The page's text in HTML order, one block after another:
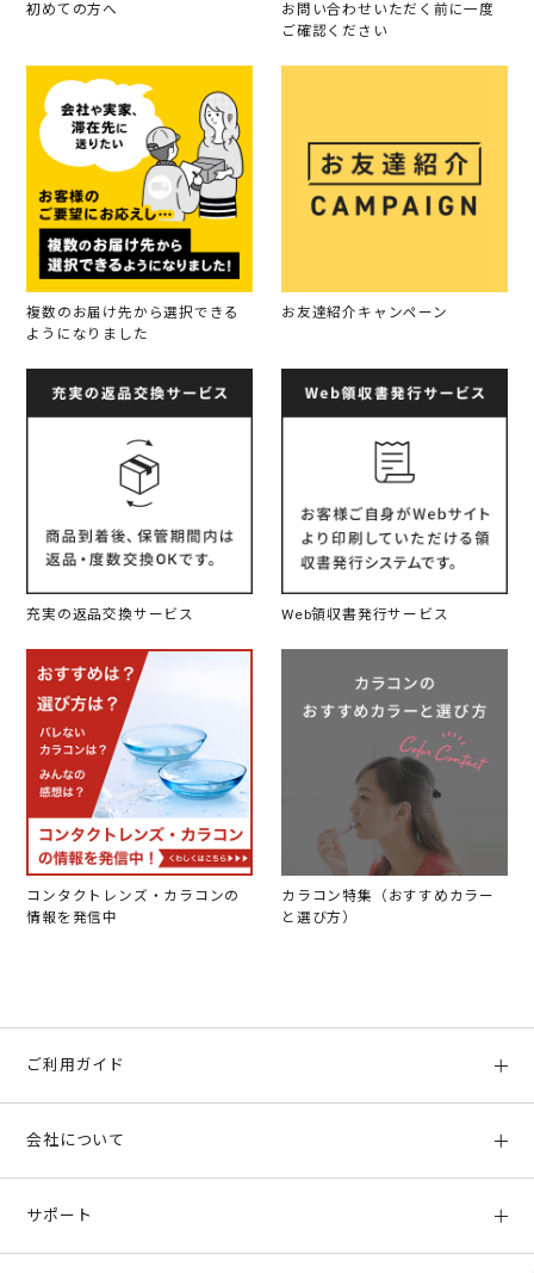
初めての方へ
お問い合わせいただく前に一度
ご確認ください
複数のお届け先から選択できる
ようになりました
お友達紹介キャンペーン
充実の返品交換サービス Web領収書発行サービス
コンタクトレンズ・カラコンの
情報を発信中
カラコン特集（おすすめカラー
と選び方）
ご利用ガイド
お支払い方法、配送について
返品について
会社について
サポート